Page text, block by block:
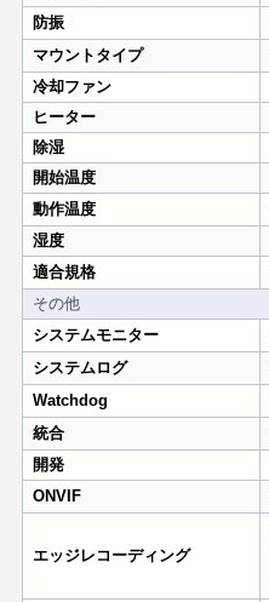
防振
マウントタイプ
冷却ファン
ヒーター
除湿
開始温度
動作温度
湿度
適合規格
その他
システムモニター
システムログ
Watchdog
統合
開発
ONVIF
エッジレコーディング